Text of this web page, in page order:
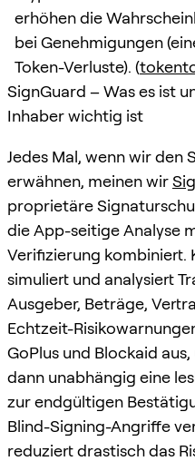
erhöhen die
bei Genehmigungen
Token-Verluste). (
SignGuard – Was es ist
Inhaber wichtig ist
Jedes Mal, wenn wir den
erwähnen, meinen wir
proprietäre
die App-seitige Analyse
Verifizierung kombiniert.
simuliert und analysiert
Ausgeber, Beträge,
Echtzeit-
GoPlus und Blockaid
dann unabhängig eine
zur endgültigen
Blind-Signing-Angriffe
reduziert drastisch das